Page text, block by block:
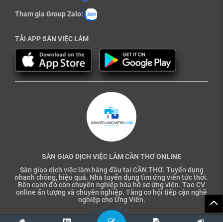
Tham gia Group Zalo:
TẢI APP SÀN VIỆC LÀM
SÀN GIAO DỊCH VIỆC LÀM CẦN THƠ ONLINE
Sàn giao dịch việc làm hàng đầu tại CẦN THƠ. Tuyển dụng
nhanh chóng, hiệu quả. Nhà tuyển dụng tìm ứng viên tức thời.
Bên cạnh đó còn chuyên nghiệp hóa hồ sơ ứng viên. Tạo CV
online ấn tượng và chuyên nghiệp. Tăng cơ hội tiếp cận nghề
nghiệp cho Ứng Viên.